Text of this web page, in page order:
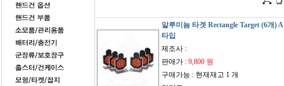
알루미늄 타겟 Rectangle Target (6개) A
타입
제조사 :
판매가 : 9,800 원
구매가능 : 현재재고 1 개